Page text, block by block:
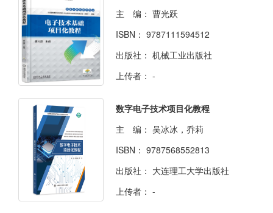
主 编： 曹光跃
ISBN： 9787111594512
出版社： 机械工业出版社
上传者： -
数字电子技术项目化教程
主 编： 吴冰冰，乔莉
ISBN： 9787568552813
出版社： 大连理工大学出版社
上传者： -